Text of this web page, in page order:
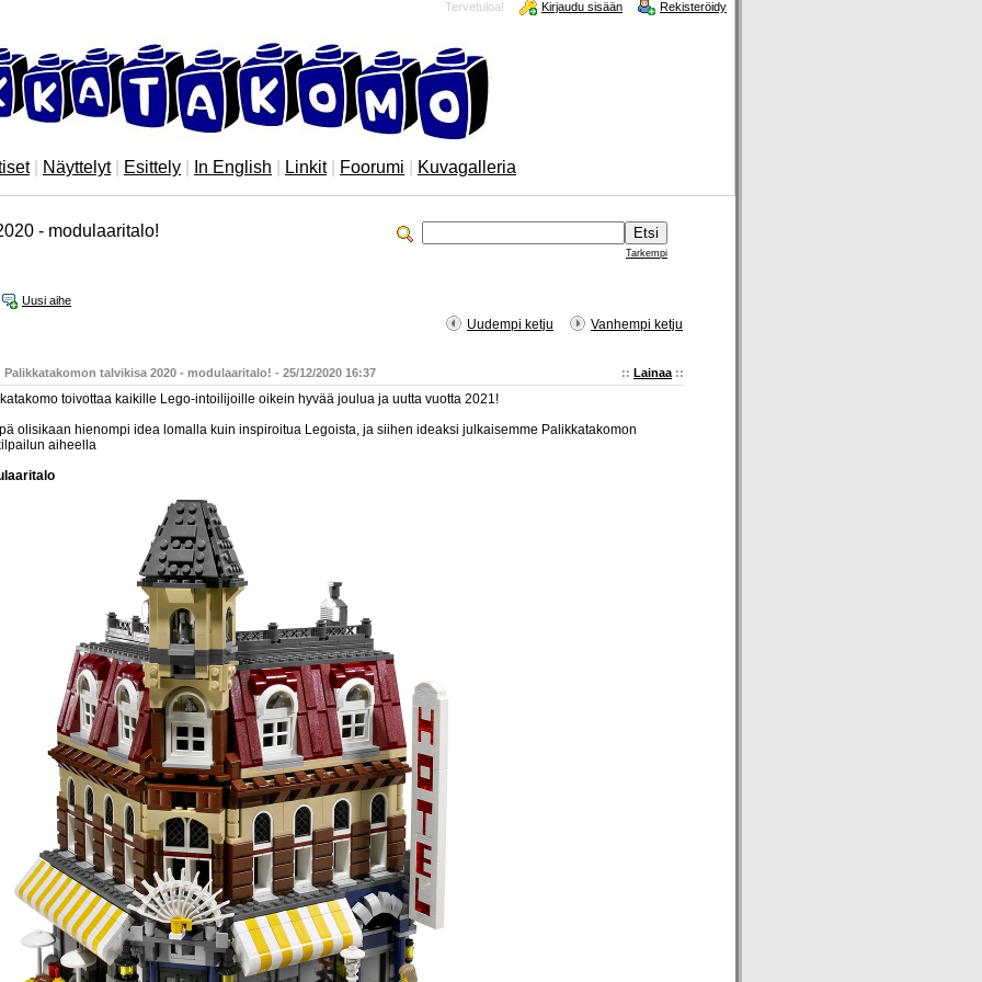
Tervetuloa! Kirjaudu sisään Rekisteröidy
| Näyttelyt| Esittely In English Linkit| Foorumi Kuvagalleria
Tarkempi
- modulaaritalo!
Uusi aihe
Uudempi ketju Vanhempi ketju
:: Lainaa ::
Palikkatakomon talvikisa 2020 - modulaaritalo! - 25/12/2020 16:37
toivottaa kaikille Lego-intoilijoille oikein hyvää joulua ja uutta vuotta 2021!
olisikaan hienompi idea lomalla kuin inspiroitua Legoista, ja siihen ideaksi julkaisemme Palikkatakomon
aiheella